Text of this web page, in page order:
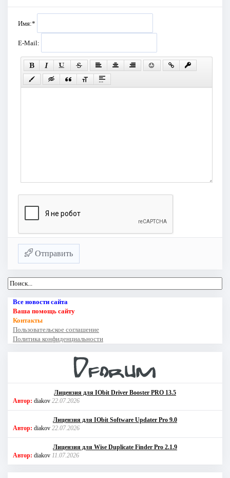
Имя:*
E-Mail:
Отправить
Все новости сайта
Ваша помощь сайту
Контакты
Пользовательское соглашение
Политика конфиденциальности
Лицензия для IObit Driver Booster PRO 13.5
Автор: diakov 22.07.2026
Лицензия для IObit Software Updater Pro 9.0
Автор: diakov 22.07.2026
Лицензия для Wise Duplicate Finder Pro 2.1.9
Автор: diakov 11.07.2026